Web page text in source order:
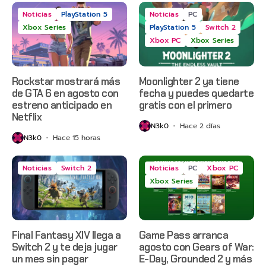
Noticias
PlayStation 5
Xbox Series
Rockstar mostrará más
de GTA 6 en agosto con
estreno anticipado en
Netflix
N3k0 Hace 15 horas
Noticias
PC
PlayStation 5
Switch 2
Xbox PC
Xbox Series
Moonlighter 2 ya tiene
fecha y puedes quedarte
gratis con el primero
N3k0 Hace 2 días
Noticias Switch 2
Final Fantasy XIV llega a
Switch 2 y te deja jugar
un mes sin pagar
Noticias PC
Xbox PC
Xbox Series
Game Pass arranca
agosto con Gears of War:
E-Day, Grounded 2 y más